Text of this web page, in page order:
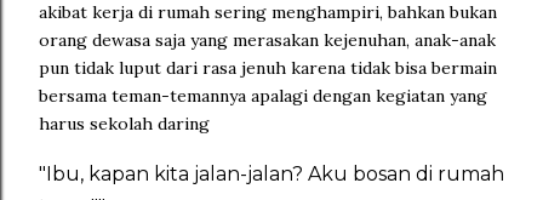
akibat kerja di rumah sering menghampiri, bahkan bukan
orang dewasa saja yang merasakan kejenuhan, anak-anak
pun tidak luput dari rasa jenuh karena tidak bisa bermain
bersama teman-temannya apalagi dengan kegiatan yang
harus sekolah daring
"Ibu, kapan kita jalan-jalan? Aku bosan di rumah